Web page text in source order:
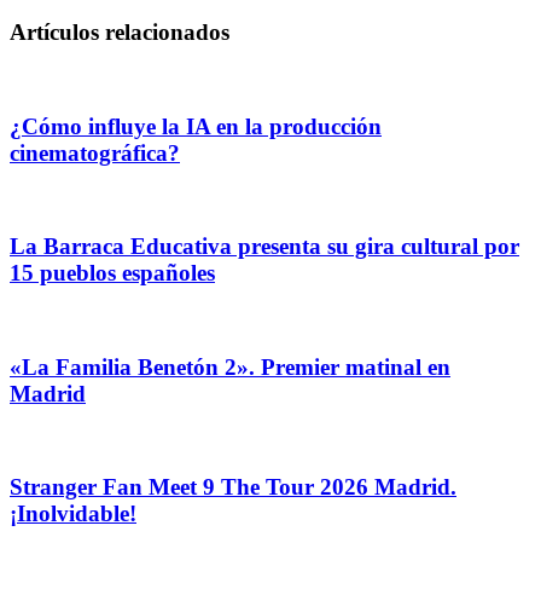
Artículos relacionados
¿Cómo influye la IA en la producción
cinematográfica?
La Barraca Educativa presenta su gira cultural por
15 pueblos españoles
«La Familia Benetón 2». Premier matinal en
Madrid
Stranger Fan Meet 9 The Tour 2026 Madrid.
¡Inolvidable!